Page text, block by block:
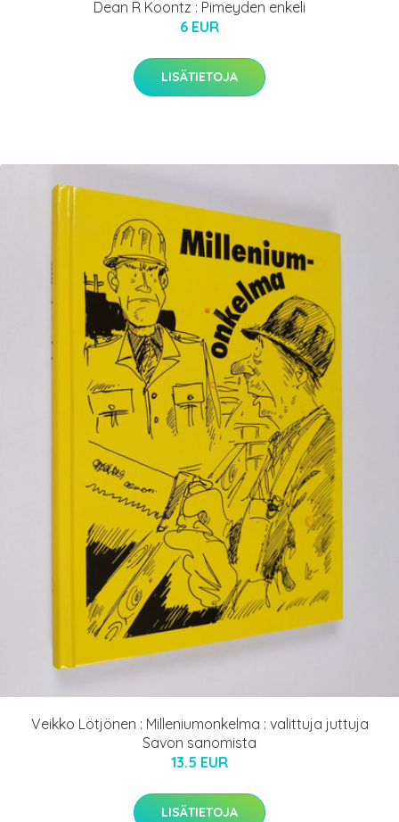
Dean R Koontz : Pimeyden enkeli
6 EUR
LISÄTIETOJA
Veikko Lötjönen : Milleniumonkelma : valittuja juttuja
Savon sanomista
13.5 EUR
LISÄTIETOJA